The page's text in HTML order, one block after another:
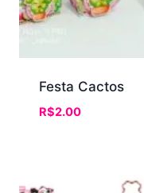
Festa Cactos
R$2.00